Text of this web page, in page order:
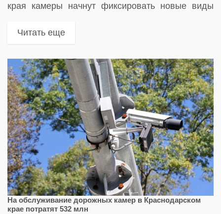
края камеры начнут фиксировать новые виды
штрафовать за непристёгнутый ремень
Читать еще
На обслуживание дорожных камер в Краснодарском
крае потратят 532 млн